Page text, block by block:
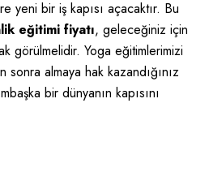
yeni bir iş kapısı açacaktır. Bu
eğitimi fiyatı, geleceğiniz için
görülmelidir. Yoga eğitimlerimizi
almaya hak kazandığınız
bir dünyanın kapısını